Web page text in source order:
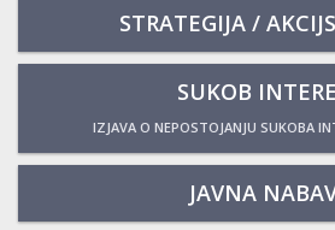
STRATEGIJA /
SUKOB
IZJAVA O NEPOSTOJANJU SUKOBA
JAVNA